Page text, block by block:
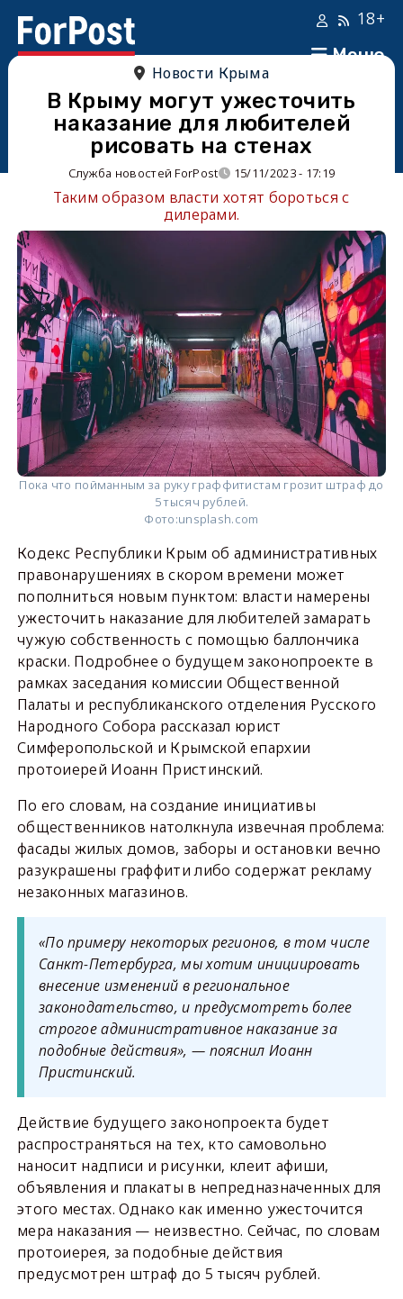
Меню
18+
Новости Крыма
В Крыму могут ужесточить
наказание для любителей
рисовать на стенах
Служба новостей ForPost 15/11/2023 - 17:19
Таким образом власти хотят бороться с
дилерами.
Пока что пойманным за руку граффитистам грозит штраф до
5 тысяч рублей.
Фото:unsplash.com
Кодекс Республики Крым об административных
правонарушениях в скором времени может
пополниться новым пунктом: власти намерены
ужесточить наказание для любителей замарать
чужую собственность с помощью баллончика
краски. Подробнее о будущем законопроекте в
рамках заседания комиссии Общественной
Палаты и республиканского отделения Русского
Народного Собора рассказал юрист
Симферопольской и Крымской епархии
протоиерей Иоанн Пристинский.
По его словам, на создание инициативы
общественников натолкнула извечная проблема:
фасады жилых домов, заборы и остановки вечно
разукрашены граффити либо содержат рекламу
незаконных магазинов.
«По примеру некоторых регионов, в том числе
Санкт-Петербурга, мы хотим инициировать
внесение изменений в региональное
законодательство, и предусмотреть более
строгое административное наказание за
подобные действия», — пояснил Иоанн
Пристинский.
Действие будущего законопроекта будет
распространяться на тех, кто самовольно
наносит надписи и рисунки, клеит афиши,
объявления и плакаты в непредназначенных для
этого местах. Однако как именно ужесточится
мера наказания — неизвестно. Сейчас, по словам
протоиерея, за подобные действия
предусмотрен штраф до 5 тысяч рублей.